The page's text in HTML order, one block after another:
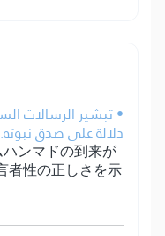
• تبشير الرسالات
دلالة على صدق نبوته.
ンマドの到来が
者性の正しさを示